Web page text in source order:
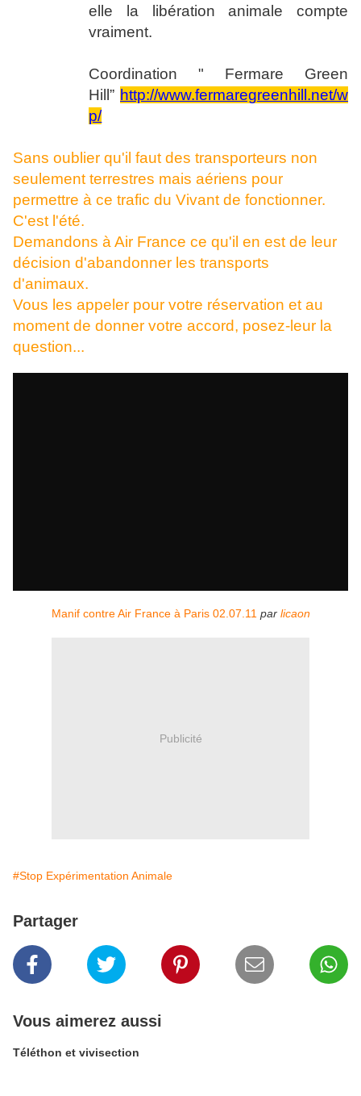
elle la libération animale compte
vraiment.
Coordination " Fermare Green
Hill” http://www.fermaregreenhill.net/w
p/
Sans oublier qu'il faut des transporteurs non
seulement terrestres mais aériens pour
permettre à ce trafic du Vivant de fonctionner.
C'est l'été.
Demandons à Air France ce qu'il en est de leur
décision d'abandonner les transports
d'animaux.
Vous les appeler pour votre réservation et au
moment de donner votre accord, posez-leur la
question...
Manif contre Air France à Paris 02.07.11 par licaon
Publicité
#Stop Expérimentation Animale
Partager
Vous aimerez aussi
Téléthon et vivisection